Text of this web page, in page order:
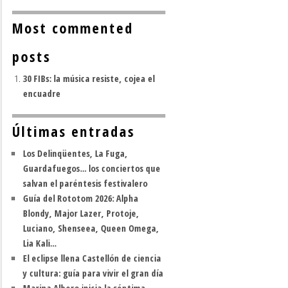
Most commented
posts
30 FIBs: la música resiste, cojea el
encuadre
Últimas entradas
Los Delinqüentes, La Fuga,
Guardafuegos... los conciertos que
salvan el paréntesis festivalero
Guía del Rototom 2026: Alpha
Blondy, Major Lazer, Protoje,
Luciano, Shenseea, Queen Omega,
Lia Kali...
El eclipse llena Castellón de ciencia
y cultura: guía para vivir el gran día